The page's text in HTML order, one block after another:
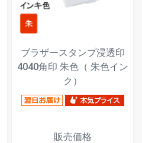
ブラザースタンプ浸透印
4040角印 朱色（ 朱色イン
ク）
販売価格